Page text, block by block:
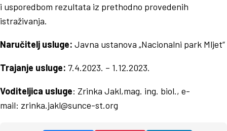
i usporedbom rezultata iz prethodno provedenih
istraživanja.
Naručitelj usluge: Javna ustanova „Nacionalni park Mljet“
Trajanje usluge: 7.4.2023. – 1.12.2023.
Voditeljica usluge: Zrinka Jakl,mag. ing. biol., e-
mail: zrinka.jakl@sunce-st.org